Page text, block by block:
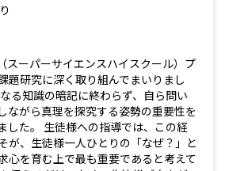
スーパーサイエンスハイスクール）プ
題研究に深く取り組んでまいりまし
る知識の暗記に終わらず、自ら問い
ながら真理を探究する姿勢の重要性を
した。 生徒様への指導では、この経
が、生徒様一人ひとりの「なぜ？」と
心を育む上で最も重要であると考えて